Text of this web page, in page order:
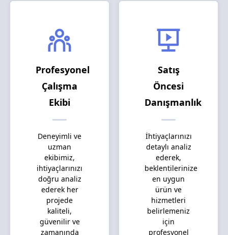
Profesyonel
Çalışma
Ekibi
Deneyimli ve
uzman
ekibimiz,
ihtiyaçlarınızı
doğru analiz
ederek her
projede
kaliteli,
güvenilir ve
zamanında
Satış
Öncesi
Danışmanlık
İhtiyaçlarınızı
detaylı analiz
ederek,
beklentilerinize
en uygun
ürün ve
hizmetleri
belirlemeniz
için
profesyonel